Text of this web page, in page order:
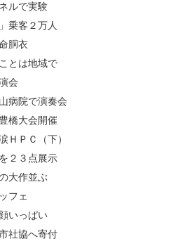
ルで実験
乗客２万人
胴衣
とは地域で
会
病院で演奏会
橋大会開催
ＨＰＣ（下）
２３点展示
大作並ぶ
フェ
いっぱい
社協へ寄付